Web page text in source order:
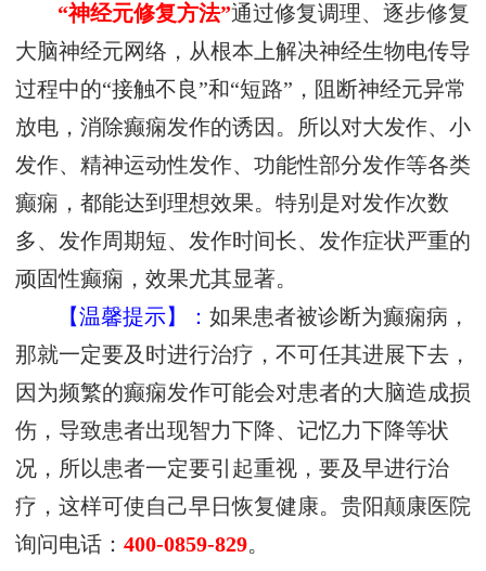
“神经元修复方法”通过修复调理、逐步修复
大脑神经元网络，从根本上解决神经生物电传导
过程中的“接触不良”和“短路”，阻断神经元异常
放电，消除癫痫发作的诱因。所以对大发作、小
发作、精神运动性发作、功能性部分发作等各类
癫痫，都能达到理想效果。特别是对发作次数
多、发作周期短、发作时间长、发作症状严重的
顽固性癫痫，效果尤其显著。
【温馨提示】：如果患者被诊断为癫痫病，
那就一定要及时进行治疗，不可任其进展下去，
因为频繁的癫痫发作可能会对患者的大脑造成损
伤，导致患者出现智力下降、记忆力下降等状
况，所以患者一定要引起重视，要及早进行治
疗，这样可使自己早日恢复健康。贵阳颠康医院
询问电话： 400-0859-829。